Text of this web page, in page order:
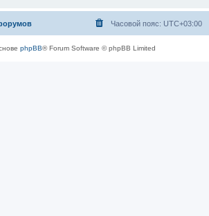
Часовой пояс: UTC+03:00
phpBB® Forum Software © phpBB Limited